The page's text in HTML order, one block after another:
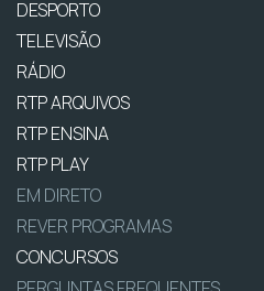
DESPORTO
TELEVISÃO
RÁDIO
RTP ARQUIVOS
RTP ENSINA
RTP PLAY
EM DIRETO
REVER PROGRAMAS
CONCURSOS